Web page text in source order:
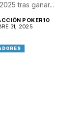
tras ganar...
POKER10
31, 2025